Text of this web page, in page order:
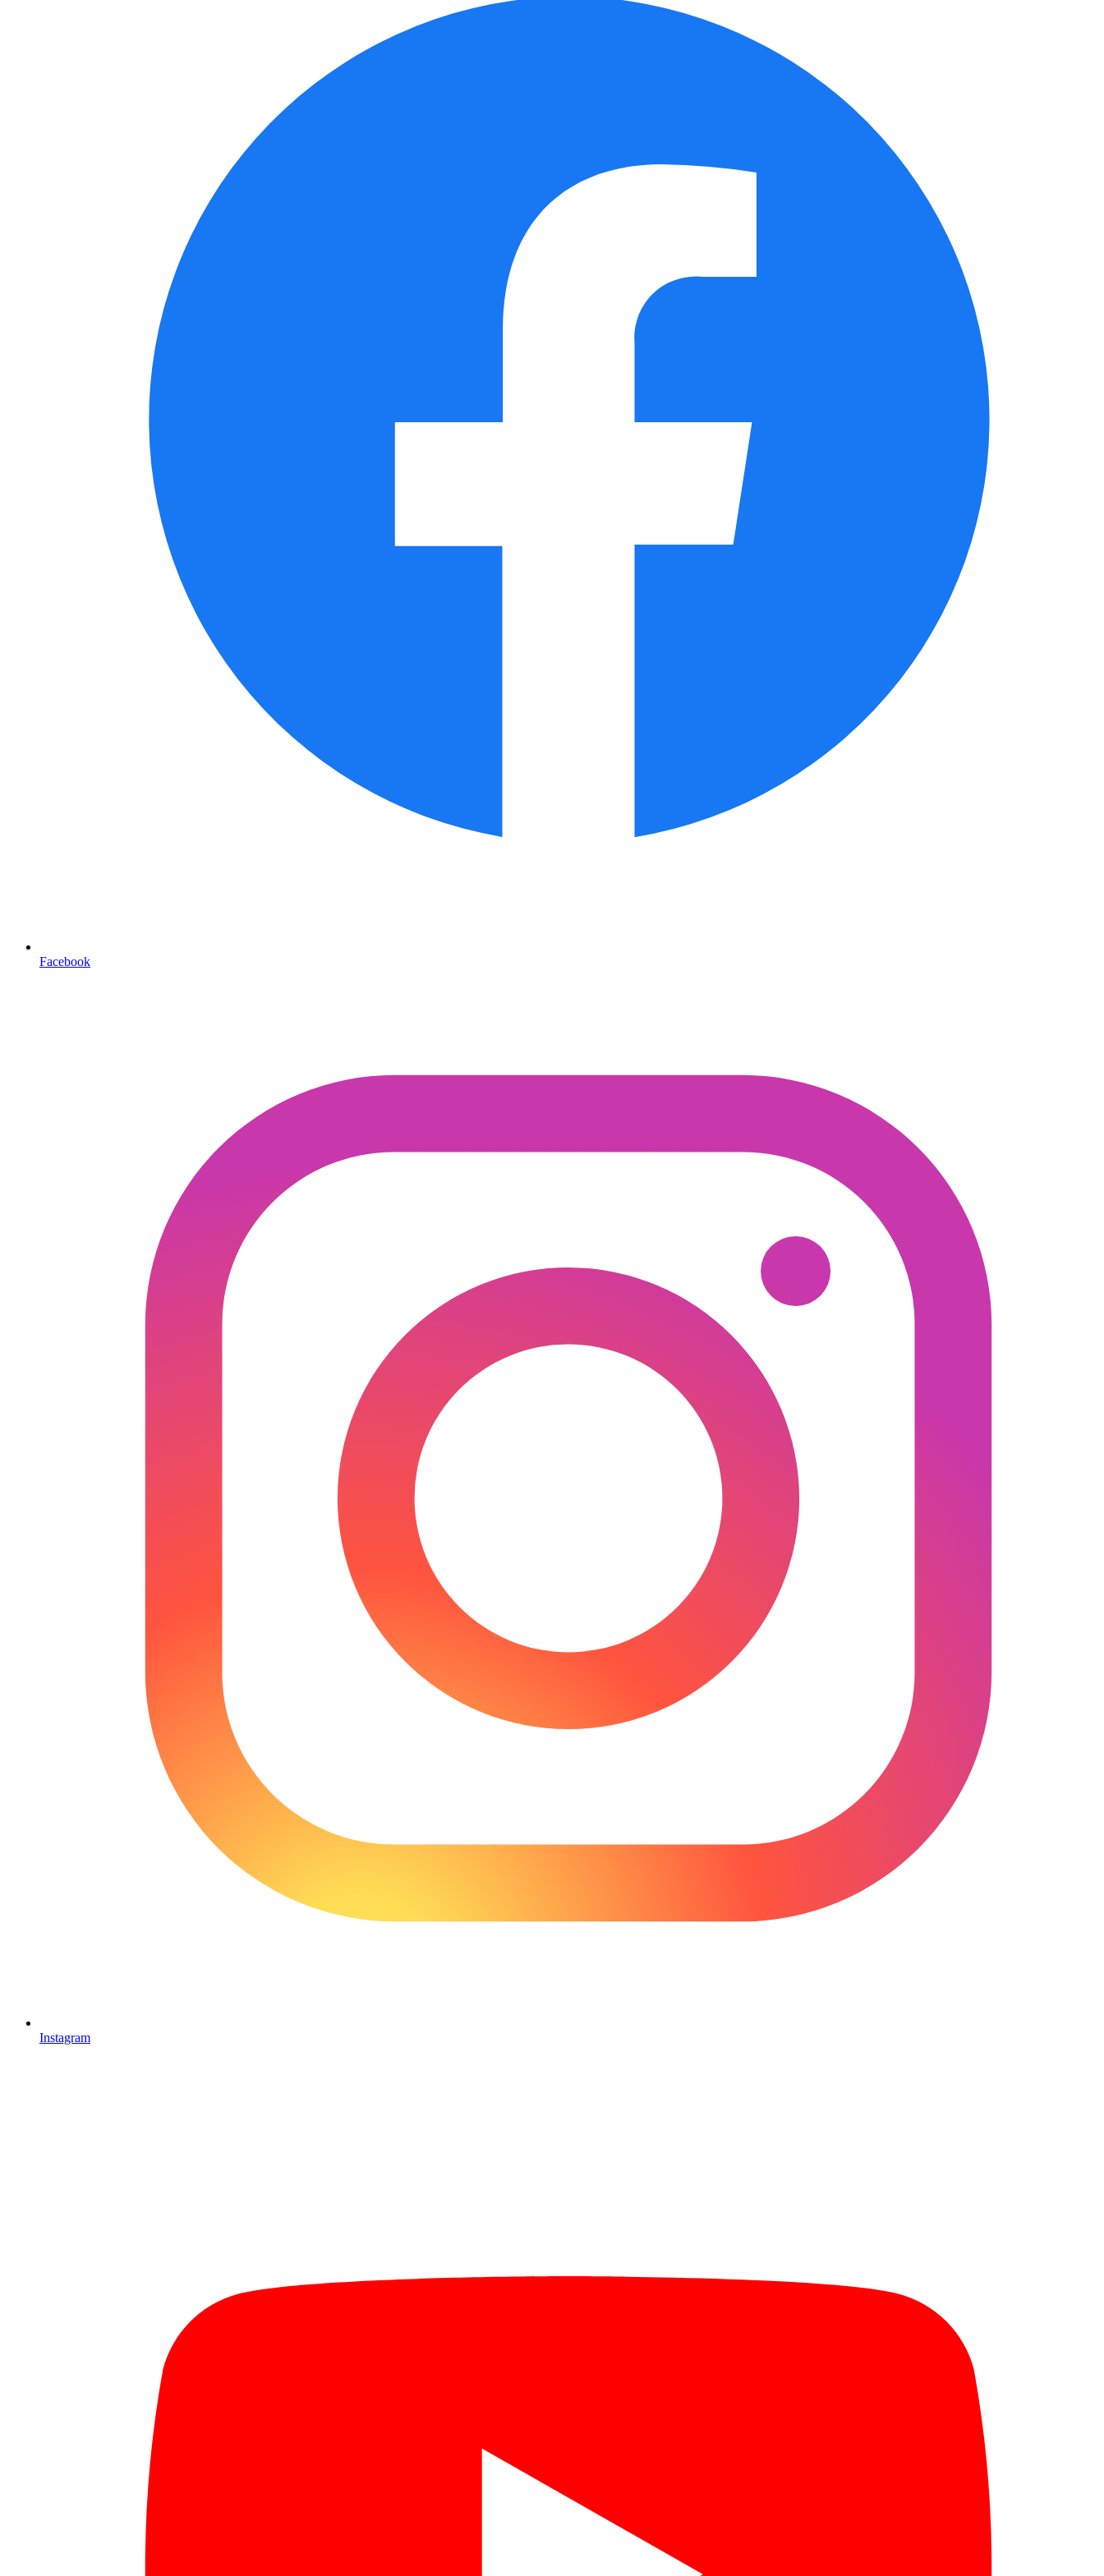
Facebook
Instagram